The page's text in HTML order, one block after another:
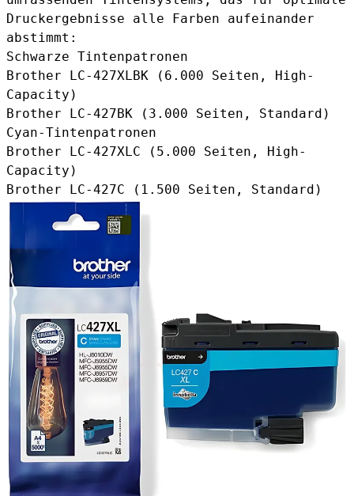
Druckergebnisse alle Farben aufeinander
abstimmt:
Schwarze Tintenpatronen
Brother LC-427XLBK (6.000 Seiten, High-
Capacity)
Brother LC-427BK (3.000 Seiten, Standard)
Cyan-Tintenpatronen
Brother LC-427XLC (5.000 Seiten, High-
Capacity)
Brother LC-427C (1.500 Seiten, Standard)